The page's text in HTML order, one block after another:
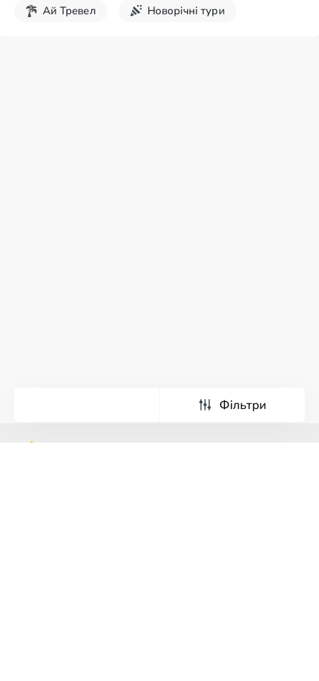
Ай Тревел
Новорічні тури
Фільтри